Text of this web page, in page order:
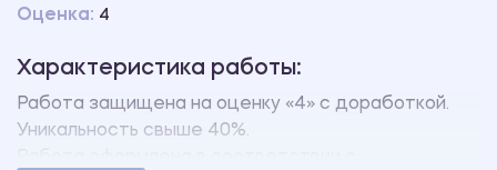
Оценка: 4
Характеристика работы:
Работа защищена на оценку «4» с доработкой.
Уникальность свыше 40%.